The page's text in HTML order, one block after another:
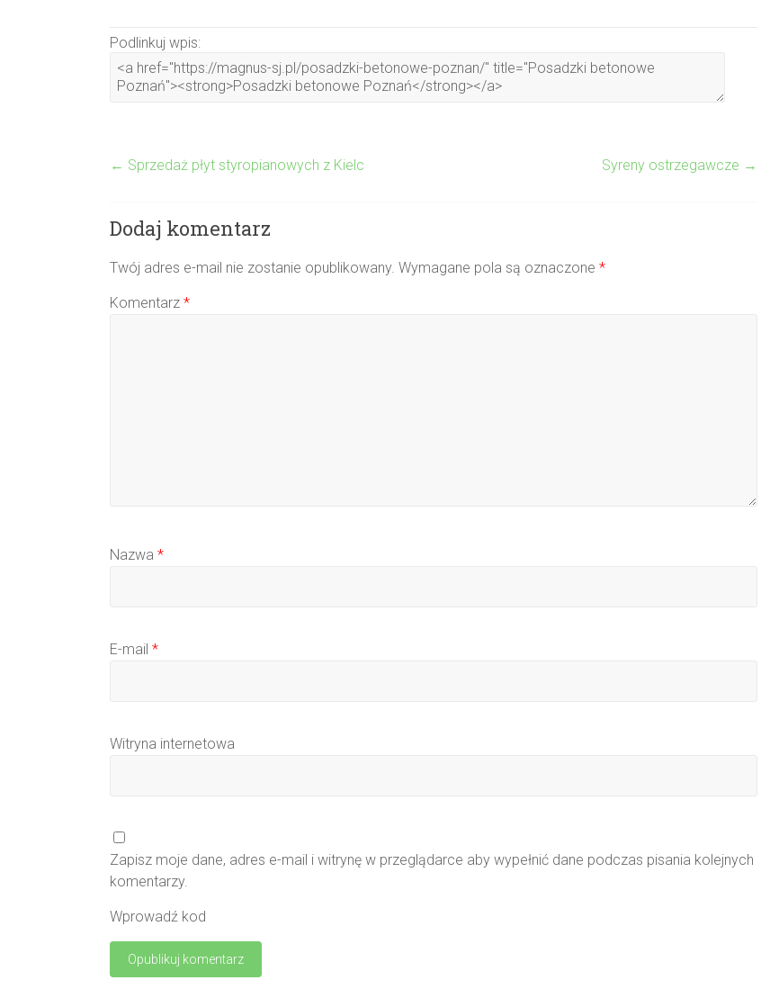
Podlinkuj wpis:
← Sprzedaż płyt styropianowych z Kielc Syreny ostrzegawcze →
Dodaj komentarz
Twój adres e-mail nie zostanie opublikowany. Wymagane pola są oznaczone *
Komentarz *
Nazwa *
E-mail *
Witryna internetowa
Zapisz moje dane, adres e-mail i witrynę w przeglądarce aby wypełnić dane podczas pisania kolejnych
komentarzy.
Wprowadź kod